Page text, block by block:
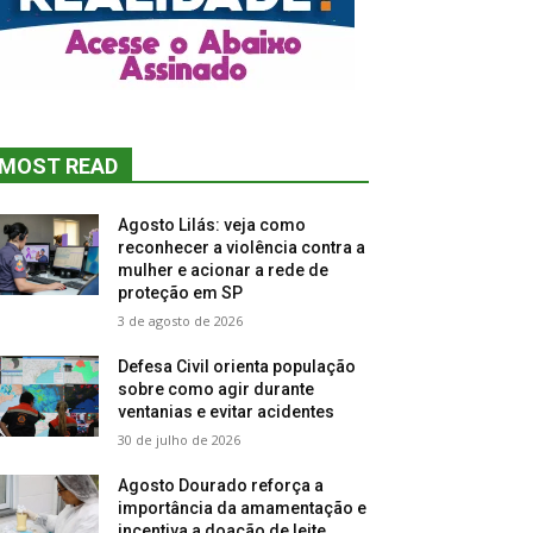
READ
Agosto Lilás: veja como
reconhecer a violência contra a
mulher e acionar a rede de
proteção em SP
3 de agosto de 2026
Defesa Civil orienta população
sobre como agir durante
ventanias e evitar acidentes
30 de julho de 2026
Agosto Dourado reforça a
importância da amamentação e